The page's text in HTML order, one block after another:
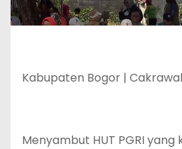
Kabupaten Bogor |
Menyambut HUT PGRI yang